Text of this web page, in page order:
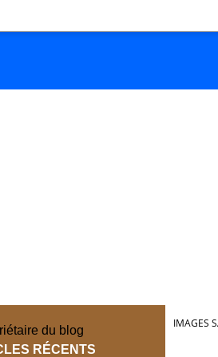
du blog
RÉCENTS
IMAGES